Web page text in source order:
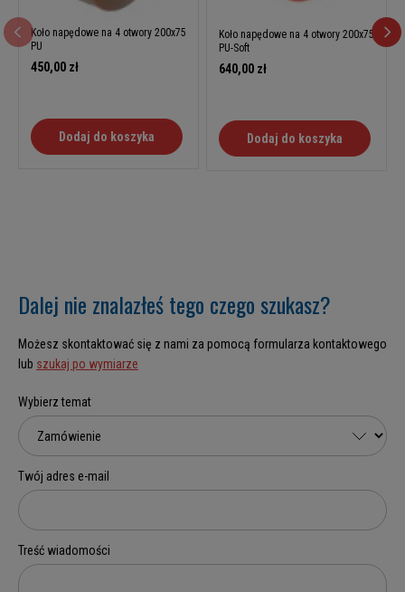
Koło napędowe na 4 otwory 200x75
PU
450,00 zł
Dodaj do koszyka
Koło napędowe na 4 otwory 200x75
PU-Soft
640,00 zł
Dodaj do koszyka
Dalej nie znalazłeś tego czego szukasz?
Możesz skontaktować się z nami za pomocą formularza kontaktowego
lub szukaj po wymiarze